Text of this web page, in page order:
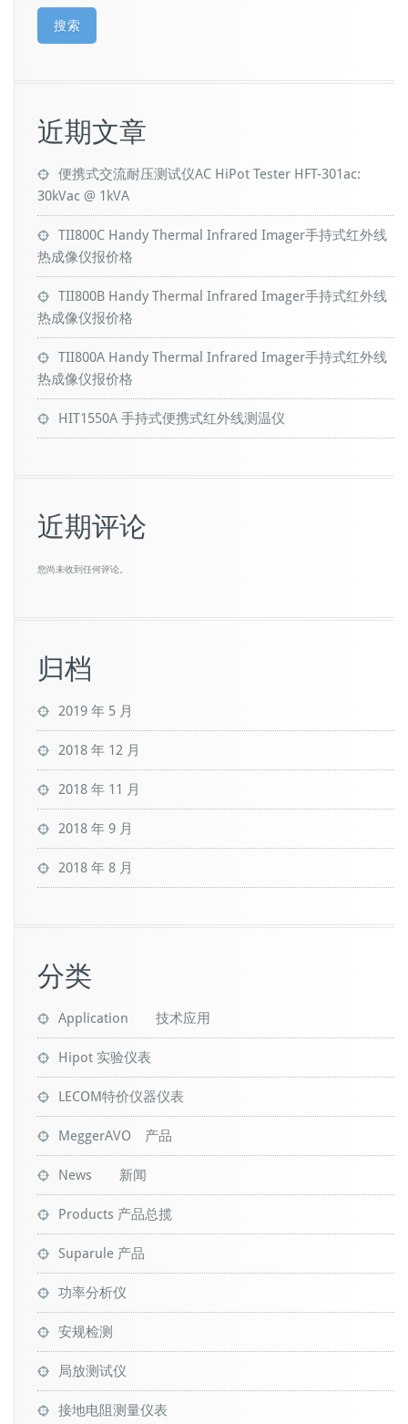
搜索
近期文章
便携式交流耐压测试仪AC HiPot Tester HFT-301ac:
30kVac @ 1kVA
TII800C Handy Thermal Infrared Imager手持式红外线
热成像仪报价格
TII800B Handy Thermal Infrared Imager手持式红外线
热成像仪报价格
TII800A Handy Thermal Infrared Imager手持式红外线
热成像仪报价格
HIT1550A 手持式便携式红外线测温仪
近期评论
您尚未收到任何评论。
归档
2019 年 5 月
2018 年 12 月
2018 年 11 月
2018 年 9 月
2018 年 8 月
分类
Application 技术应用
Hipot 实验仪表
LECOM特价仪器仪表
MeggerAVO 产品
News 新闻
Products 产品总揽
Suparule 产品
功率分析仪
安规检测
局放测试仪
接地电阻测量仪表